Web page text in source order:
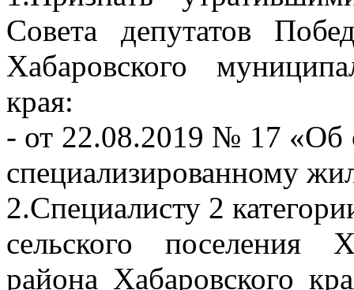
Совета депутатов
Хабаровского
края:
- от 22.08.2019 № 17 «Об
специализированному
2.Специалисту 2
сельского поселения
района Хабаровского